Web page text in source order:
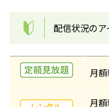
配信状況の
月
月